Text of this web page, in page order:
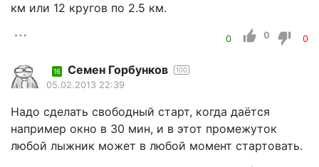
км или 12 кругов по 2.5 км.
0 0 0
16 Cемен Горбунков 100
05.02.2013 22:39
Надо сделать свободный старт, когда даётся
например окно в 30 мин, и в этот промежуток
любой лыжник может в любой момент стартовать.